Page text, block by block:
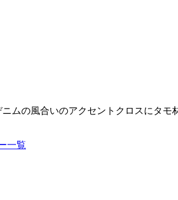
ムの風合いのアクセントクロスにタモ